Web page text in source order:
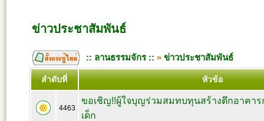
ข่าวประชาสัมพันธ์
:: ลานธรรมจักร :: » ข่าวประชาสัมพันธ์
ลำดับที่ หัวข้อ
4463
ขอเชิญ!!ผู้ใจบุญร่วมสมทบทุนสร้างตึกอาคาร
เด็ก